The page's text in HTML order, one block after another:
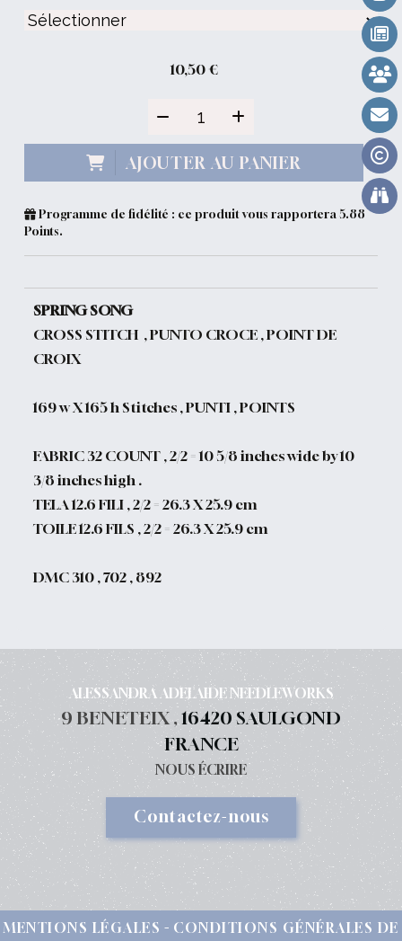
10,50 €
AJOUTER AU PANIER
Programme de fidélité : ce produit vous rapportera5.88
Points.
SPRING SONG
CROSS STITCH , PUNTO CROCE , POINT DE
CROIX
169 w X 165 h Stitches , PUNTI , POINTS
FABRIC 32 COUNT , 2/2 = 10 5/8 inches wide by 10
3/8 inches high .
TELA 12.6 FILI , 2/2 = 26.3 X 25.9 cm
TOILE 12.6 FILS , 2/2 = 26.3 X 25.9 cm
DMC 310 , 702 , 892
ALESSANDRA ADELAIDE NEEDLEWORKS
9 BENETEIX ,16420 SAULGOND
FRANCE
NOUS ÉCRIRE
Contactez-nous
MENTIONS LÉGALES CONDITIONS GÉNÉRALES DE